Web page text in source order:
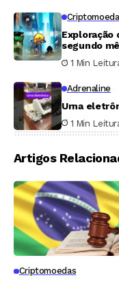
Exploração
segundo
mercado
1 Min
Adrenaline
Urna
1 Min
Artigos
Criptomoedas